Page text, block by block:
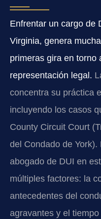
Enfrentar un cargo de
Virginia, genera
primeras gira en torno
representación legal.
concentra su práctica
incluyendo los casos
County Circuit Court
del Condado de
abogado de DUI en
múltiples factores: la
antecedentes del
agravantes y el